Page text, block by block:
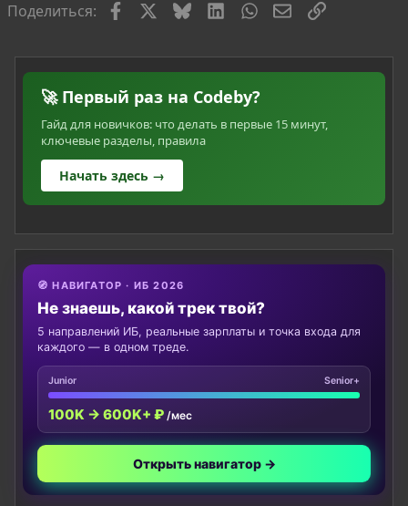
Поделиться: FacebookBlueskyLinkedInWhatsAppЭлектронная
Ссылка
🚀 Первый раз на Codeby?
Гайд для новичков: что делать в первые 15 минут,
ключевые разделы, правила
Начать здесь →
🧭 НАВИГАТОР · ИБ 2026
Не знаешь, какой трек твой?
5 направлений ИБ, реальные зарплаты и точка входа для
каждого — в одном треде.
Junior Senior+
100K → 600K+ ₽ /мес
Открыть навигатор →